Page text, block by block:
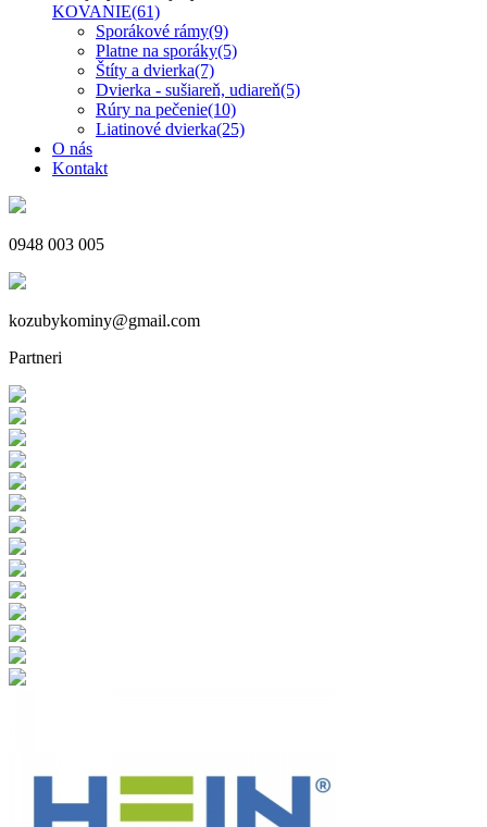
KOVANIE(61)
Sporákové rámy(9)
Platne na sporáky(5)
Štíty a dvierka(7)
Dvierka - sušiareň, udiareň(5)
Rúry na pečenie(10)
Liatinové dvierka(25)
O nás
Kontakt
0948 003 005
kozubykominy@gmail.com
Partneri